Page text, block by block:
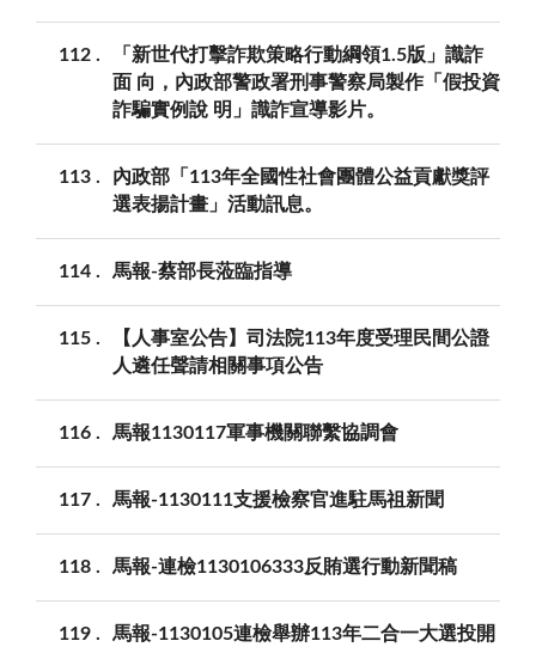
112
「新世代打擊詐欺策略行動綱領1.5版」識詐
面 向，內政部警政署刑事警察局製作「假投資
詐騙實例說 明」識詐宣導影片。
113
內政部「113年全國性社會團體公益貢獻獎評
選表揚計畫」活動訊息。
114 馬報-蔡部長蒞臨指導
115
【人事室公告】司法院113年度受理民間公證
人遴任聲請相關事項公告
116 馬報1130117軍事機關聯繫協調會
117 馬報-1130111支援檢察官進駐馬祖新聞
118 馬報-連檢1130106333反賄選行動新聞稿
119
馬報-1130105連檢舉辦113年二合一大選投開